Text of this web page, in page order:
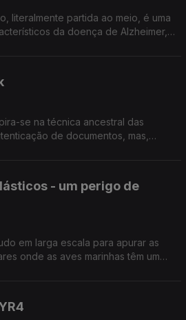
literalmente partida ao meio, é uma
da doença de Alzheimer,
se na técnica ancestral das
de documentos, mas,
- um perigo de
em larga escala para apurar as
onde as aves marinhas têm um